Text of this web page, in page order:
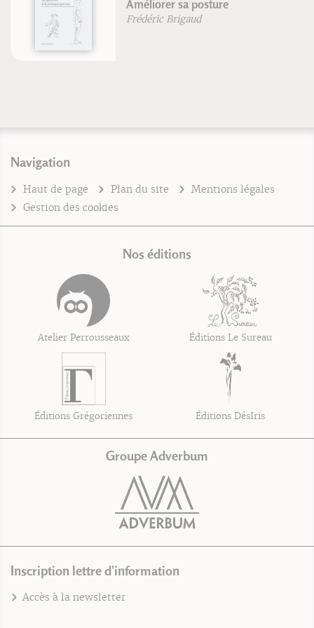
Améliorer sa posture
Frédéric Brigaud
Navigation
Haut de page Plan du site
Mentions légales
Gestion des cookies
Nos éditions
Atelier Perrousseaux Éditions Le Sureau
Éditions Grégoriennes Éditions DésIris
Groupe Adverbum
Inscription lettre d'information
Accès à la newsletter